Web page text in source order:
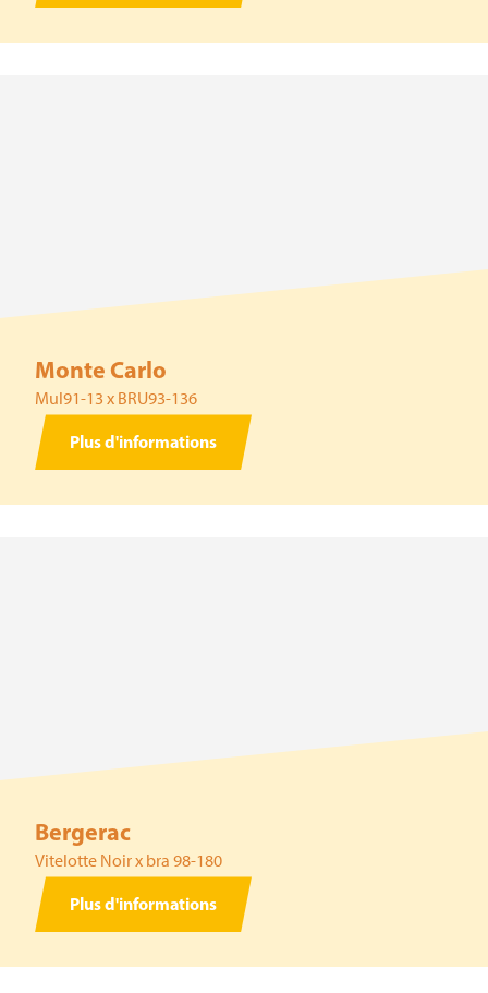
Monte Carlo
Mul91-13 x BRU93-136
Plus d'informations
Bergerac
Vitelotte Noir x bra 98-180
Plus d'informations